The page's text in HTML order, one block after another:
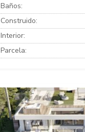
Baños:
Construido:
Interior:
Parcela: